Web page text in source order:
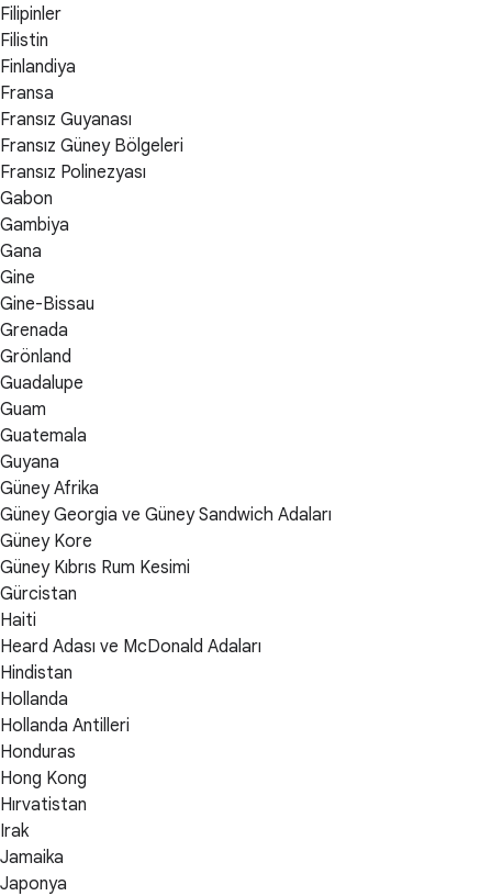
Filipinler
Filistin
Finlandiya
Fransa
Fransız Guyanası
Fransız Güney Bölgeleri
Fransız Polinezyası
Gabon
Gambiya
Gana
Gine
Gine-Bissau
Grenada
Grönland
Guadalupe
Guam
Guatemala
Guyana
Güney Afrika
Güney Georgia ve Güney Sandwich Adaları
Güney Kore
Güney Kıbrıs Rum Kesimi
Gürcistan
Haiti
Heard Adası ve McDonald Adaları
Hindistan
Hollanda
Hollanda Antilleri
Honduras
Hong Kong
Hırvatistan
Irak
Jamaika
Japonya